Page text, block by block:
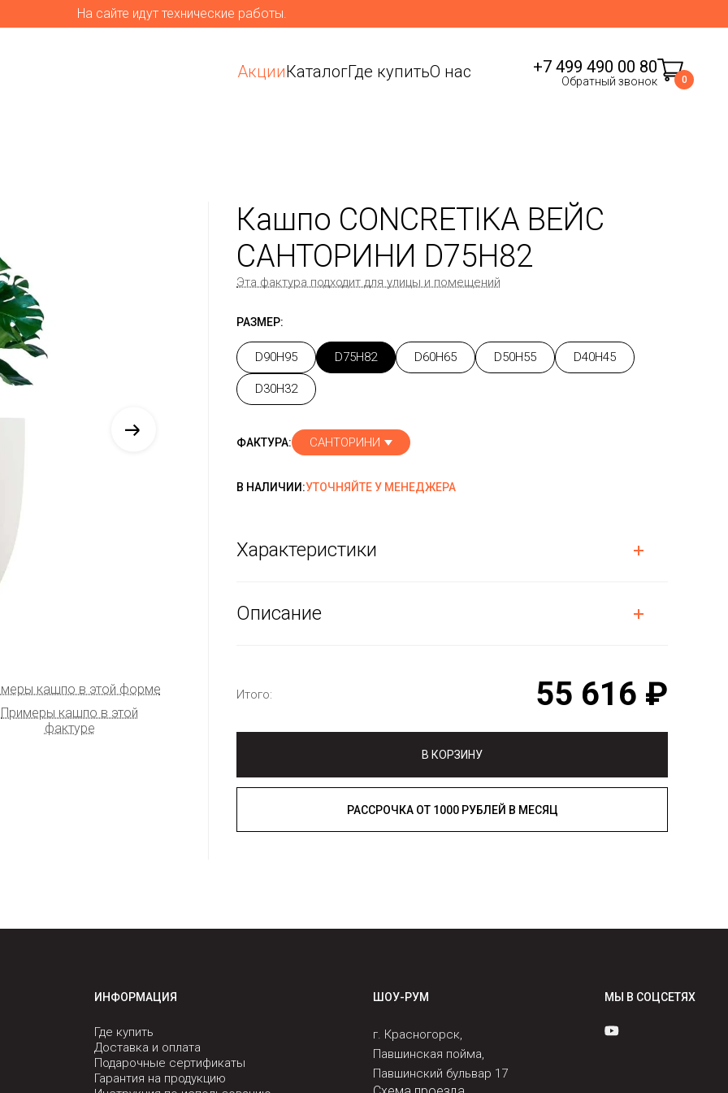
На сайте идут технические работы.
АкцииКаталогГде купитьО нас +7 499 490 00 80
Обратный звонок 0
кашпо в этой форме
Примеры кашпо в этой
фактуре
Кашпо CONCRETIKA ВЕЙС
САНТОРИНИ D75H82
Эта фактура подходит для улицы и помещений
РАЗМЕР:
D90H95 D75H82 D60H65 D50H55 D40H45
D30H32
ФАКТУРА: САНТОРИНИ
В НАЛИЧИИ:УТОЧНЯЙТЕ У МЕНЕДЖЕРА
Характеристики
Описание
Итого: 55 616 ₽
В КОРЗИНУ
РАССРОЧКА ОТ 1000 РУБЛЕЙ В МЕСЯЦ
ИНФОРМАЦИЯ
Где купить
Доставка и оплата
Подарочные сертификаты
Гарантия на продукцию
ШОУ-РУМ
г. Красногорск,
Павшинская пойма,
Павшинский бульвар 17
МЫ В СОЦСЕТЯХ